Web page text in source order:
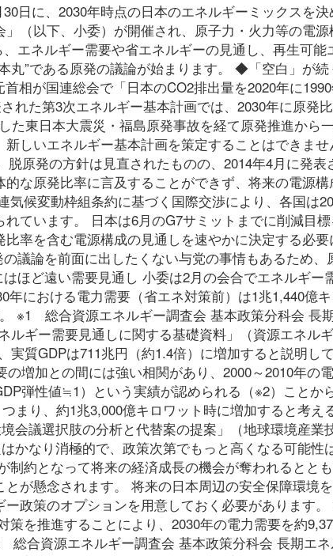
日に、2030年時点の日本のエネルギーミックスを
（以下、小委）が開催され、原子力・火力等の電源
エネルギー需要や省エネルギーの見通し、再生可能
丸”である原発の議論が始まります。 ◆「空白」が
相が国連総会で「日本のCO2排出量を2020年に
れた第3次エネルギー基本計画では、2030年に原発
た東日本大震災・福島原発事故を経て原発推進から
しいエネルギー基本計画を策定することはできませ
原発の方針は見直されたものの、2014年4月に発表
な原発比率に言及することができず、将来の電源
候変動枠組条約に基づく国際交渉により、各国は
ています。 日本は6月のG7サミットまでに削減目
率を含む電源構成の見通しを速やかに決定する必
議論を前面に出したくない与党の事情もあるため、
ほど遠い需要見通し 小委は2月の会合でエネルギー
における電力需要（省エネ対策前）は1兆1,440億
※1 総合資源エネルギー調査会 基本政策分科会 長
ー需要見通しに関する基礎資料」（資源エネル
質GDPは711兆円（約1.4倍）に増加すると説明し
増加との間には強い相関があり、2000～2010年の
弾性値≒1）という実績が認められる（※2）ことか
まり、約1兆3,000億キロワット時に増加すると考え
議選択肢の分析と代替案の提案」（地球環境産業
かなり消極的で、政策次第でもっと高くなる可能性
制約となって将来の経済成長の機会が奪われるとと
が懸念されます。 将来の日本周辺の安全保障環境
政策のオプションを用意しておく必要があります
を推進することにより、2030年の電力需要を約
合資源エネルギー調査会 基本政策分科会 長期エ